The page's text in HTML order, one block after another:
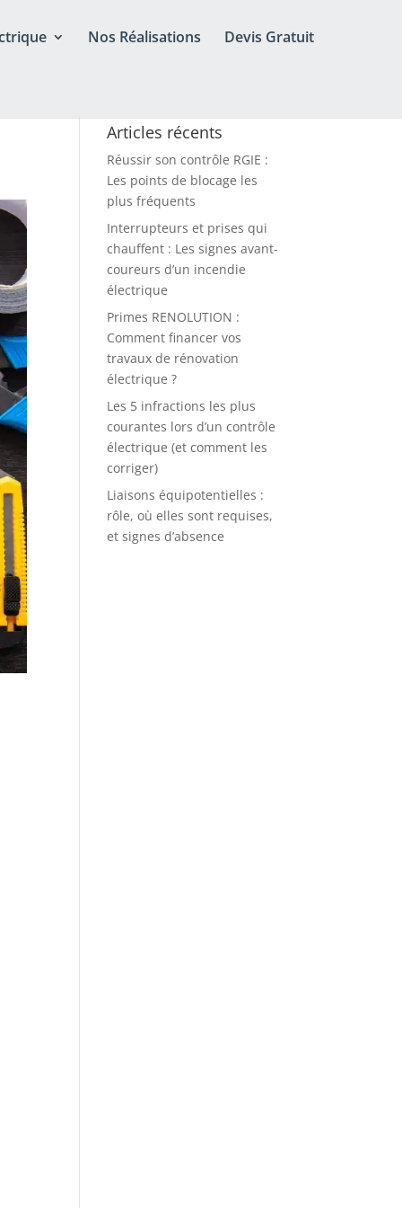
Nos Réalisations Devis Gratuit
Articles récents
Réussir son contrôle RGIE :
Les points de blocage les
plus fréquents
Interrupteurs et prises qui
chauffent : Les signes avant-
coureurs d’un incendie
électrique
Primes RENOLUTION :
Comment financer vos
travaux de rénovation
électrique ?
Les 5 infractions les plus
courantes lors d’un contrôle
électrique (et comment les
corriger)
Liaisons équipotentielles :
rôle, où elles sont requises,
et signes d’absence